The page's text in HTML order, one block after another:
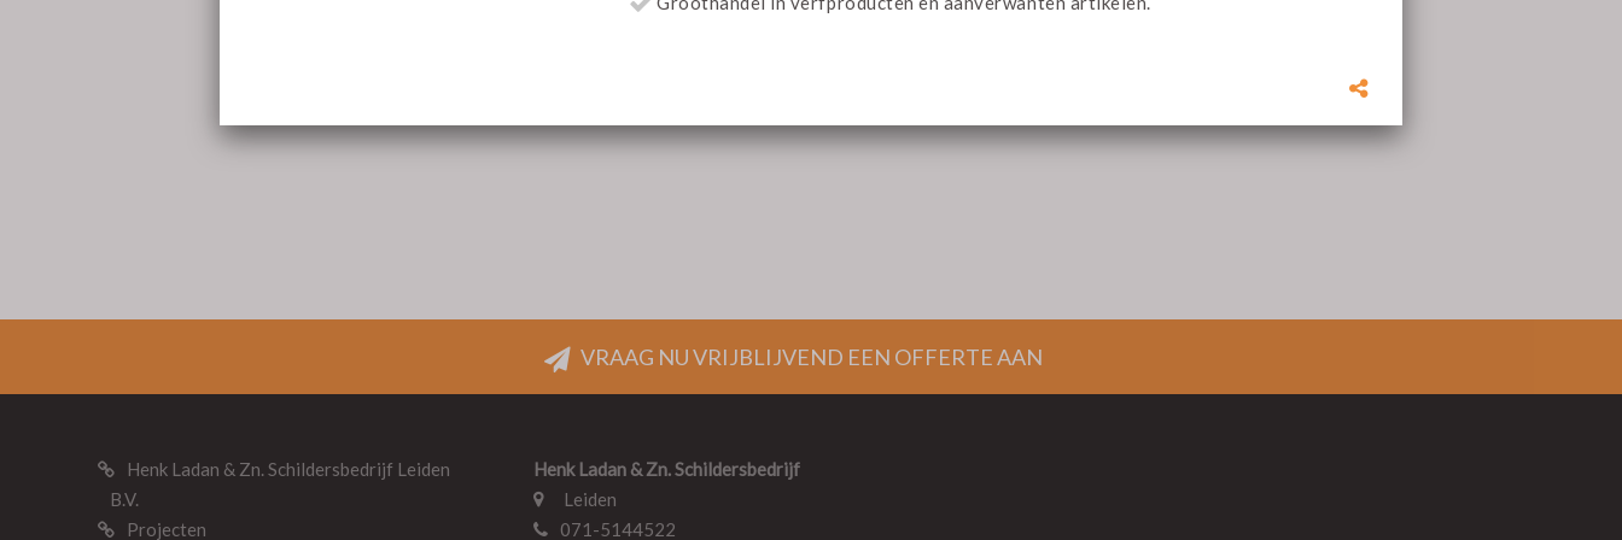
VRAAG NU VRIJBLIJVEND EEN OFFERTE AAN
Henk Ladan & Zn. Schildersbedrijf Leiden
B.V.
Projecten
Henk Ladan & Zn. Schildersbedrijf
Leiden
071-5144522